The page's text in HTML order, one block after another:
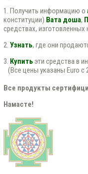
1. Получить информацию о
конституции) Вата доша,
средствах,
2. Узнать, где они
3. Купить эти средства в
(Все цены указаны Euro с
Все продукты
Намасте!